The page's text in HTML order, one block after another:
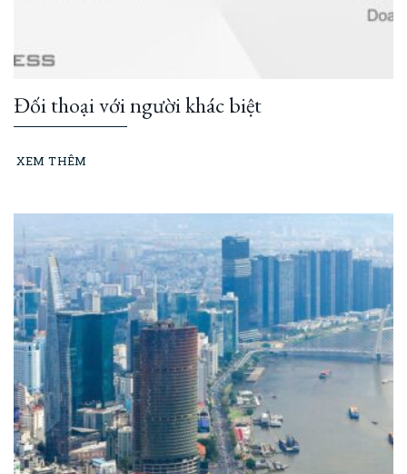
Đối thoại với người khác biệt
XEM THÊM